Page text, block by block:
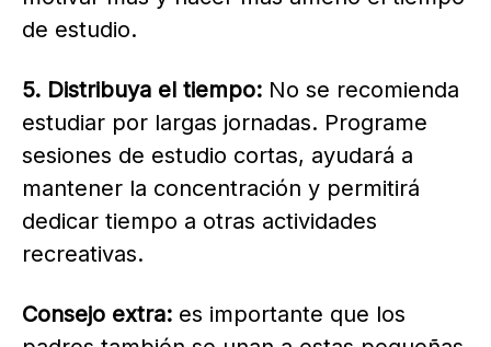
de estudio.
5. Distribuya el tiempo: No se recomienda
estudiar por largas jornadas. Programe
sesiones de estudio cortas, ayudará a
mantener la concentración y permitirá
dedicar tiempo a otras actividades
recreativas.
Consejo extra: es importante que los